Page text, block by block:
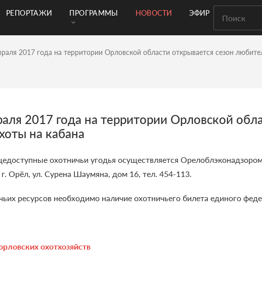
РЕПОРТАЖИ ПРОГРАММЫ НОВОСТИ ЭФИР
2017 года на территории Орловской области открывается сезон
2017 года на территории Орловской
на кабана
охотничьи угодья осуществляется
Орёл, ул. Сурена Шаумяна, дом 16, тел. 454-113.
ресурсов необходимо наличие охотничьего билета единого
охотхозяйств